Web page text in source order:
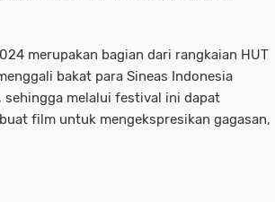
merupakan bagian dari rangkaian HUT
bakat para Sineas Indonesia
melalui festival ini dapat
film untuk mengekspresikan gagasan,